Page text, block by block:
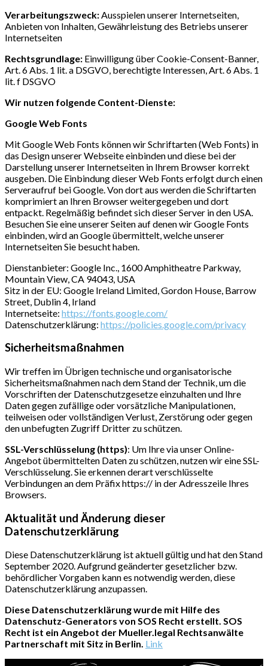
Verarbeitungszweck: Ausspielen unserer Internetseiten,
Anbieten von Inhalten, Gewährleistung des Betriebs unserer
Internetseiten
Rechtsgrundlage: Einwilligung über Cookie-Consent-Banner,
Art. 6 Abs. 1 lit. a DSGVO, berechtigte Interessen, Art. 6 Abs. 1
lit. f DSGVO
Wir nutzen folgende Content-Dienste:
Google Web Fonts
Mit Google Web Fonts können wir Schriftarten (Web Fonts) in
das Design unserer Webseite einbinden und diese bei der
Darstellung unserer Internetseiten in Ihrem Browser korrekt
ausgeben. Die Einbindung dieser Web Fonts erfolgt durch einen
Serveraufruf bei Google. Von dort aus werden die Schriftarten
komprimiert an Ihren Browser weitergegeben und dort
entpackt. Regelmäßig befindet sich dieser Server in den USA.
Besuchen Sie eine unserer Seiten auf denen wir Google Fonts
einbinden, wird an Google übermittelt, welche unserer
Internetseiten Sie besucht haben.
Dienstanbieter: Google Inc., 1600 Amphitheatre Parkway,
Mountain View, CA 94043, USA
Sitz in der EU: Google Ireland Limited, Gordon House, Barrow
Street, Dublin 4, Irland
Internetseite: https://fonts.google.com/
Datenschutzerklärung: https://policies.google.com/privacy
Sicherheitsmaßnahmen
Wir treffen im Übrigen technische und organisatorische
Sicherheitsmaßnahmen nach dem Stand der Technik, um die
Vorschriften der Datenschutzgesetze einzuhalten und Ihre
Daten gegen zufällige oder vorsätzliche Manipulationen,
teilweisen oder vollständigen Verlust, Zerstörung oder gegen
den unbefugten Zugriff Dritter zu schützen.
SSL-Verschlüsselung (https): Um Ihre via unser Online-
Angebot übermittelten Daten zu schützen, nutzen wir eine SSL-
Verschlüsselung. Sie erkennen derart verschlüsselte
Verbindungen an dem Präfix https:// in der Adresszeile Ihres
Browsers.
Aktualität und Änderung dieser
Datenschutzerklärung
Diese Datenschutzerklärung ist aktuell gültig und hat den Stand
September 2020. Aufgrund geänderter gesetzlicher bzw.
behördlicher Vorgaben kann es notwendig werden, diese
Datenschutzerklärung anzupassen.
Diese Datenschutzerklärung wurde mit Hilfe des
Datenschutz-Generators von SOS Recht erstellt. SOS
Recht ist ein Angebot der Mueller.legal Rechtsanwälte
Partnerschaft mit Sitz in Berlin. Link